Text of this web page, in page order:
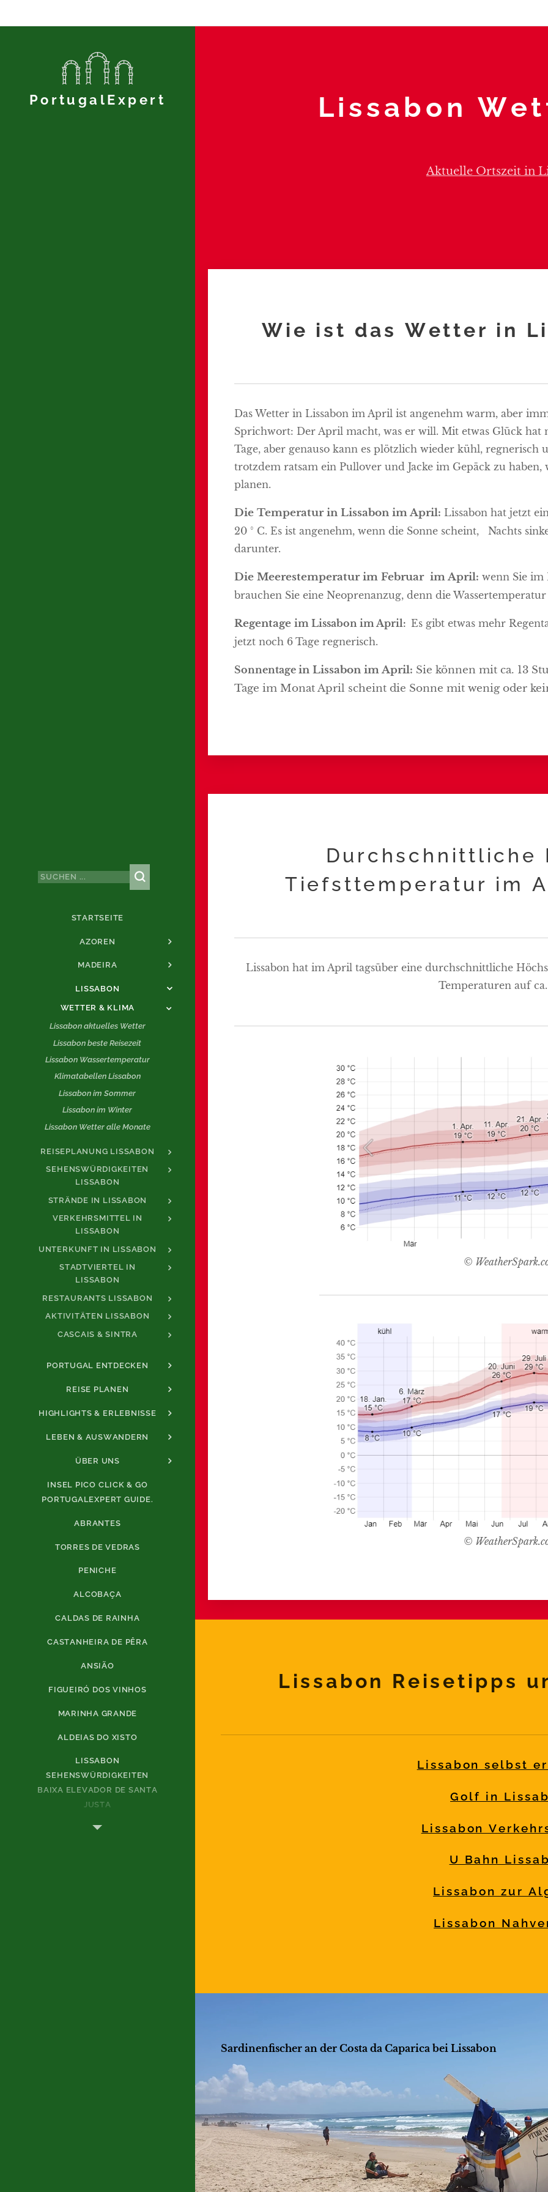
PortugalExpert
STARTSEITE
AZOREN
MADEIRA
LISSABON
WETTER & KLIMA
Lissabon aktuelles Wetter
Lissabon beste Reisezeit
Lissabon Wassertemperatur
Klimatabellen Lissabon
Lissabon im Sommer
Lissabon im Winter
Lissabon Wetter alle Monate
REISEPLANUNG LISSABON
SEHENSWÜRDIGKEITEN
LISSABON
STRÄNDE IN LISSABON
VERKEHRSMITTEL IN
LISSABON
UNTERKUNFT IN LISSABON
STADTVIERTEL IN
LISSABON
RESTAURANTS LISSABON
AKTIVITÄTEN LISSABON
CASCAIS & SINTRA
PORTUGAL ENTDECKEN
REISE PLANEN
HIGHLIGHTS & ERLEBNISSE
LEBEN & AUSWANDERN
ÜBER UNS
INSEL PICO CLICK & GO
PORTUGALEXPERT GUIDE.
ABRANTES
TORRES DE VEDRAS
PENICHE
ALCOBAÇA
CALDAS DE RAINHA
CASTANHEIRA DE PÊRA
ANSIÃO
FIGUEIRÓ DOS VINHOS
MARINHA GRANDE
ALDEIAS DO XISTO
LISSABON
SEHENSWÜRDIGKEITEN
BAIXA ELEVADOR DE SANTA
JUSTA
Lissabon
Aktuelle Ortszeit in
Wie ist das Wetter in
Das Wetter in Lissabon im April ist angenehm warm, aber
Sprichwort: Der April macht, was er will. Mit etwas Glück hat
Tage, aber genauso kann es plötzlich wieder kühl,
trotzdem ratsam ein Pullover und Jacke im Gepäck zu haben,
planen.
Die Temperatur in Lissabon im April: Lissabon hat jetzt
20 ° C. Es ist angenehm, wenn die Sonne scheint, Nachts
darunter.
Die Meerestemperatur im Februar im April: wenn Sie im
brauchen Sie eine Neoprenanzug, denn die
Regentage im Lissabon im April: Es gibt etwas mehr
jetzt noch 6 Tage regnerisch.
Sonnentage in Lissabon im April: Sie können mit ca. 13
Tage im Monat April scheint die Sonne mit wenig oder
Durchschnittliche
Tiefsttemperatur im
Lissabon hat im April tagsüber eine durchschnittliche
Temperaturen auf
©
©
Lissabon Reisetipps
Lissabon selbst
Golf in
Lissabon
U Bahn
Lissabon zur
Lissabon
Sardinenfischer an der Costa da Caparica bei Lissabon